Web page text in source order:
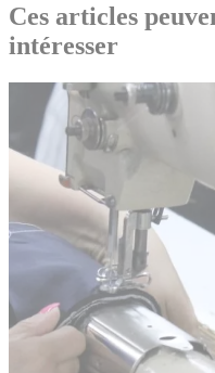
Ces articles
intéresser